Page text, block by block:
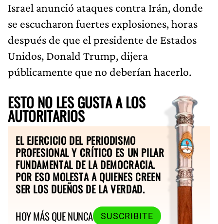
Israel anunció ataques contra Irán, donde
se escucharon fuertes explosiones, horas
después de que el presidente de Estados
Unidos, Donald Trump, dijera
públicamente que no deberían hacerlo.
ESTO NO LES GUSTA A LOS
AUTORITARIOS
EL EJERCICIO DEL PERIODISMO
PROFESIONAL Y CRÍTICO ES UN PILAR
FUNDAMENTAL DE LA DEMOCRACIA.
POR ESO MOLESTA A QUIENES CREEN
SER LOS DUEÑOS DE LA VERDAD.
HOY MÁS QUE NUNCA
SUSCRIBITE